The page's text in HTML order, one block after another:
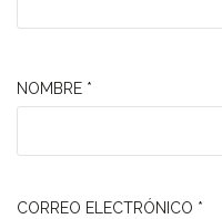
NOMBRE *
CORREO ELECTRÓNICO *